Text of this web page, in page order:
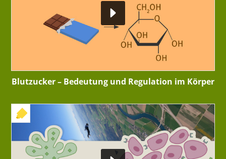
Blutzucker – Bedeutung und Regulation im Körper
+ INTERAKTIVE ÜBUNG